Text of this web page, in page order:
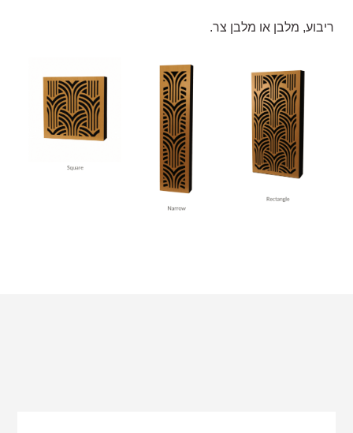
ריבוע, מלבן או מלבן צר.